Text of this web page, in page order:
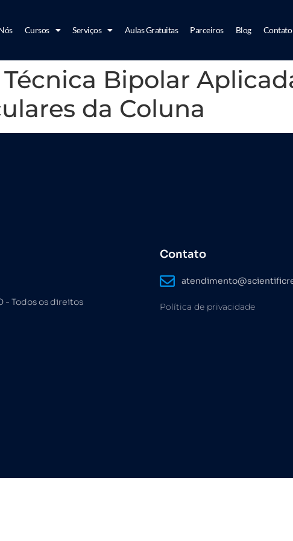
Cursos Serviços Aulas Gratuitas Parceiros Blog Contato
Técnica Bipolar
da Coluna
- Todos os direitos
Contato
Política de privacidade